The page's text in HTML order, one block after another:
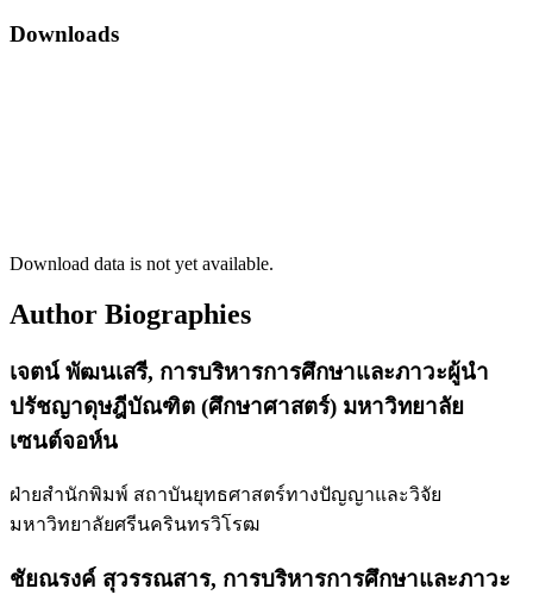
Downloads
Download data is not yet available.
Author Biographies
เจตน์ พัฒนเสรี, การบริหารการศึกษาและภาวะผู้นำ
ปรัชญาดุษฎีบัณฑิต (ศึกษาศาสตร์) มหาวิทยาลัย
เซนต์จอห์น
ฝ่ายสำนักพิมพ์ สถาบันยุทธศาสตร์ทางปัญญาและวิจัย
มหาวิทยาลัยศรีนครินทรวิโรฒ
ชัยณรงค์ สุวรรณสาร, การบริหารการศึกษาและภาวะ